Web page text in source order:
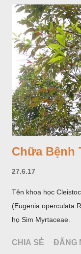
Tam Đảo (Vĩnh
năm 1560- 70);
hoa; trồng một lần
Chữa Bệnh
27.6.17
Tên khoa học
(Eugenia operculata
họ Sim Myrtaceae.
CHIA SẺ ĐĂNG